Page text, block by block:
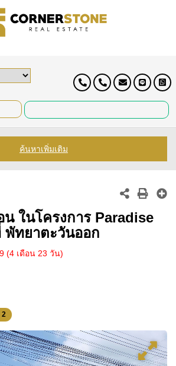
ค้นหาเพิ่มเติม
ในโครงการ Paradise
พัทยาตะวันออก
(4 เดือน 23 วัน)
2